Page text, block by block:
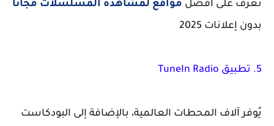
تعرف على أفضل مواقع لمشاهدة المسلسلات مجانا
بدون إعلانات 2025
5. تطبيق TuneIn Radio
يُوفر آلاف المحطات العالمية، بالإضافة إلى البودكاست